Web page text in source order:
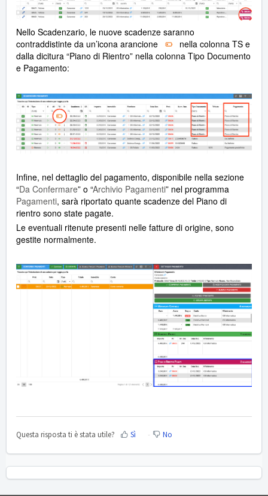
Nello Scadenzario, le nuove scadenze saranno
contraddistinte da un’icona arancione
nella colonna TS e
dalla dicitura “Piano di Rientro” nella colonna Tipo Documento
e Pagamento:
Infine, nel dettaglio del pagamento, disponibile nella sezione
“Da Confermare” o “Archivio Pagamenti” nel programma
Pagamenti, sarà riportato quante scadenze del Piano di
rientro sono state pagate.
Le eventuali ritenute presenti nelle fatture di origine, sono
gestite normalmente.
Questa risposta ti è stata utile? Sì No